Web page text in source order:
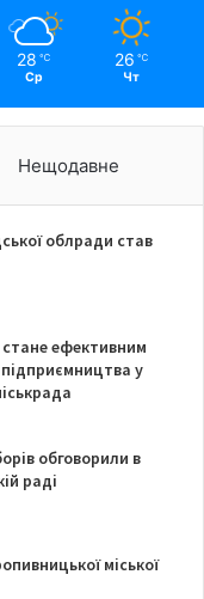
28 ℃
Ср
26 ℃
Чт
Нещодавне
облради став
ефективним
у
обговорили в
раді
міської